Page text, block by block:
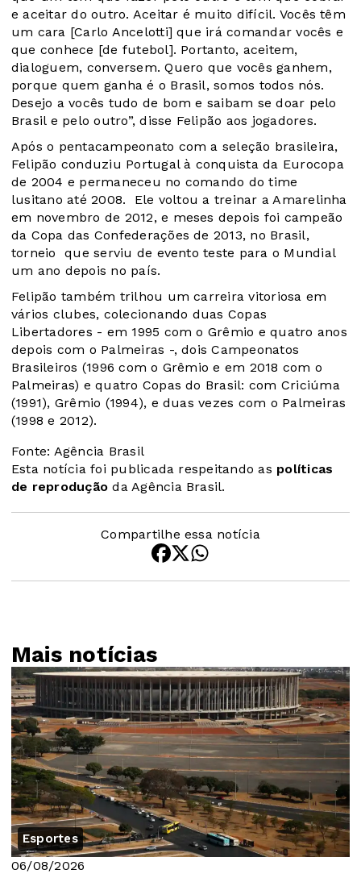
e aceitar do outro. Aceitar é muito difícil. Vocês têm
um cara [Carlo Ancelotti] que irá comandar vocês e
que conhece [de futebol]. Portanto, aceitem,
dialoguem, conversem. Quero que vocês ganhem,
porque quem ganha é o Brasil, somos todos nós.
Desejo a vocês tudo de bom e saibam se doar pelo
Brasil e pelo outro”, disse Felipão aos jogadores.
Após o pentacampeonato com a seleção brasileira,
Felipão conduziu Portugal à conquista da Eurocopa
de 2004 e permaneceu no comando do time
lusitano até 2008. Ele voltou a treinar a Amarelinha
em novembro de 2012, e meses depois foi campeão
da Copa das Confederações de 2013, no Brasil,
torneio que serviu de evento teste para o Mundial
um ano depois no país.
Felipão também trilhou um carreira vitoriosa em
vários clubes, colecionando duas Copas
Libertadores - em 1995 com o Grêmio e quatro anos
depois com o Palmeiras -, dois Campeonatos
Brasileiros (1996 com o Grêmio e em 2018 com o
Palmeiras) e quatro Copas do Brasil: com Criciúma
(1991), Grêmio (1994), e duas vezes com o Palmeiras
(1998 e 2012).
Fonte: Agência Brasil
Esta notícia foi publicada respeitando as políticas
de reprodução da Agência Brasil.
Compartilhe essa notícia
Mais notícias
Esportes
06/08/2026